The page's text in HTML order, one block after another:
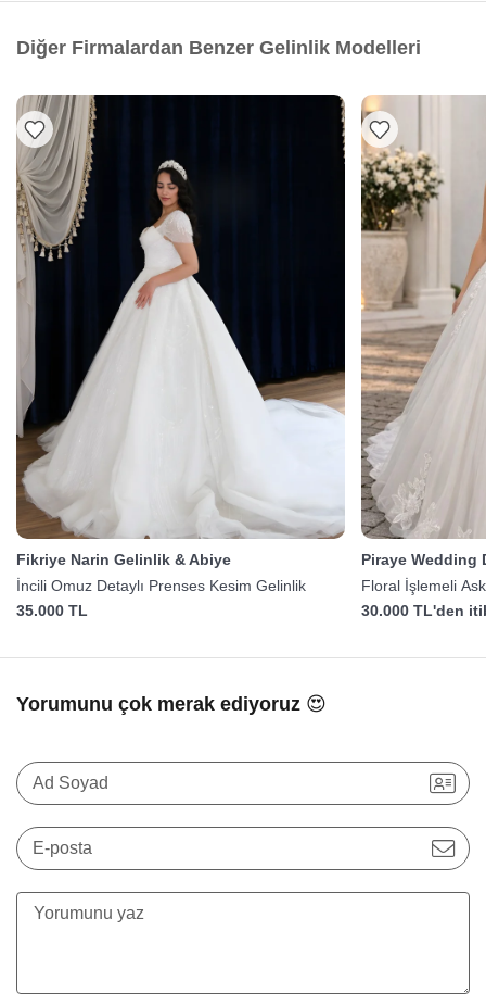
Diğer Firmalardan Benzer Gelinlik Modelleri
Fikriye Narin Gelinlik & Abiye
İncili Omuz Detaylı Prenses Kesim Gelinlik
35.000 TL
Piraye Wedding
Floral İşlemeli
30.000 TL'den
Yorumunu çok merak ediyoruz 😍
Ad Soyad
E-posta